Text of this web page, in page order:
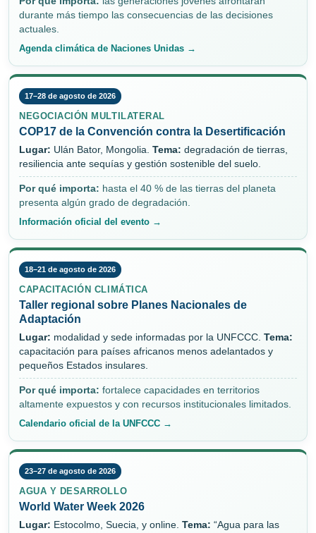
durante más tiempo las consecuencias de las decisiones
actuales.
Agenda climática de Naciones Unidas →
17–28 de agosto de 2026
NEGOCIACIÓN MULTILATERAL
COP17 de la Convención contra la Desertificación
Lugar: Ulán Bator, Mongolia. Tema: degradación de tierras,
resiliencia ante sequías y gestión sostenible del suelo.
Por qué importa: hasta el 40 % de las tierras del planeta
presenta algún grado de degradación.
Información oficial del evento →
18–21 de agosto de 2026
CAPACITACIÓN CLIMÁTICA
Taller regional sobre Planes Nacionales de
Adaptación
Lugar: modalidad y sede informadas por la UNFCCC. Tema:
capacitación para países africanos menos adelantados y
pequeños Estados insulares.
Por qué importa: fortalece capacidades en territorios
altamente expuestos y con recursos institucionales limitados.
Calendario oficial de la UNFCCC →
23–27 de agosto de 2026
AGUA Y DESARROLLO
World Water Week 2026
Lugar: Estocolmo, Suecia, y online. Tema: “Agua para las